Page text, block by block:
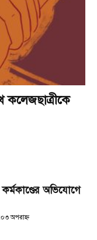
কলেজছাত্রীকে
অভিযোগে
অপরাহ্ণ